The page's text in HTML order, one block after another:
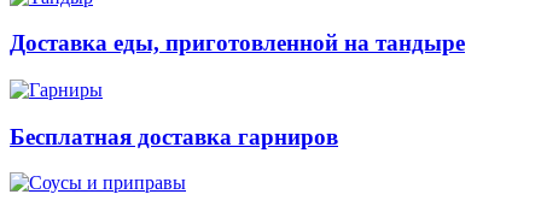
Доставка еды, приготовленной на тандыре
Бесплатная доставка гарниров